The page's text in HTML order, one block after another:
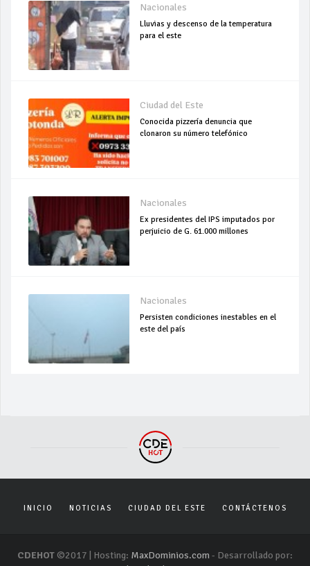
Nacionales
Lluvias y descenso de la temperatura
para el este
Ciudad del Este
Conocida pizzería denuncia que
clonaron su número telefónico
Nacionales
Ex presidentes del IPS imputados por
perjuicio de G. 61.000 millones
Nacionales
Persisten condiciones inestables en el
este del país
INICIO NOTICIAS CIUDAD DEL ESTE CONTÁCTENOS
CDEHOT ©2017 | Hosting: MaxDominios.com- Desarrollado por: